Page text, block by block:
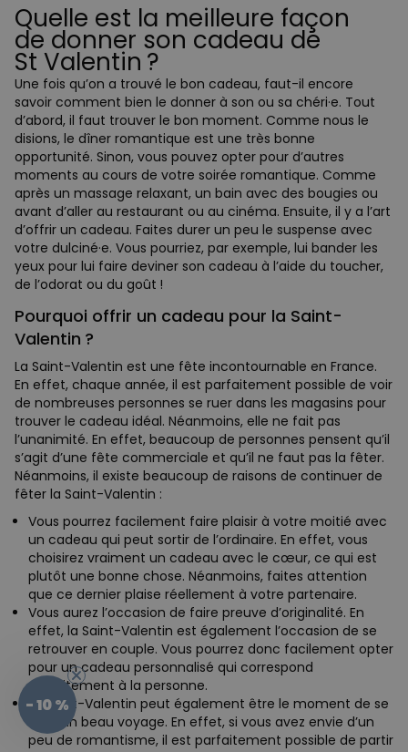
Quelle est la meilleure façon
de donner son cadeau de
St Valentin ?
Une fois qu’on a trouvé le bon cadeau, faut-il encore
savoir comment bien le donner à son ou sa chéri·e. Tout
d’abord, il faut trouver le bon moment. Comme nous le
disions, le dîner romantique est une très bonne
opportunité. Sinon, vous pouvez opter pour d’autres
moments au cours de votre soirée romantique. Comme
après un massage relaxant, un bain avec des bougies ou
avant d’aller au restaurant ou au cinéma. Ensuite, il y a l’art
d’offrir un cadeau. Faites durer un peu le suspense avec
votre dulciné·e. Vous pourriez, par exemple, lui bander les
yeux pour lui faire deviner son cadeau à l’aide du toucher,
de l’odorat ou du goût !
Pourquoi offrir un cadeau pour la Saint-
Valentin ?
La Saint-Valentin est une fête incontournable en France.
En effet, chaque année, il est parfaitement possible de voir
de nombreuses personnes se ruer dans les magasins pour
trouver le cadeau idéal. Néanmoins, elle ne fait pas
l’unanimité. En effet, beaucoup de personnes pensent qu’il
s’agit d’une fête commerciale et qu’il ne faut pas la fêter.
Néanmoins, il existe beaucoup de raisons de continuer de
fêter la Saint-Valentin :
Vous pourrez facilement faire plaisir à votre moitié avec
un cadeau qui peut sortir de l’ordinaire. En effet, vous
choisirez vraiment un cadeau avec le cœur, ce qui est
plutôt une bonne chose. Néanmoins, faites attention
que ce dernier plaise réellement à votre partenaire.
Vous aurez l’occasion de faire preuve d’originalité. En
effet, la Saint-Valentin est également l’occasion de se
retrouver en couple. Vous pourrez donc facilement opter
pour un cadeau personnalisé qui correspond
parfaitement à la personne.
La Saint-Valentin peut également être le moment de se
faire un beau voyage. En effet, si vous avez envie d’un
peu de romantisme, il est parfaitement possible de partir
- 10 %